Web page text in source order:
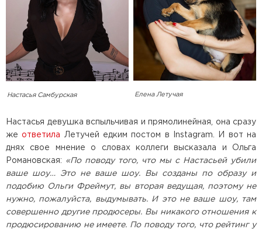
Настасья Самбурская Елена Летучая
Настасья девушка вспыльчивая и прямолинейная, она сразу
жеответила
Летучей едким постом в Instagram. И вот на
днях свое мнение о словах коллеги высказала и Ольга
Романовская: «По поводу того, что мы с Настасьей убили
ваше шоу… Это не ваше шоу. Вы созданы по образу и
подобию Ольги Фреймут, вы вторая ведущая, поэтому не
нужно, пожалуйста, выдумывать. И это не ваше шоу, там
совершенно другие продюсеры. Вы никакого отношения к
продюсированию не имеете. По поводу того, что рейтинг у